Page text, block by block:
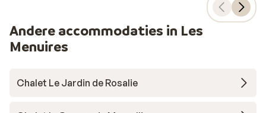
Andere accommodaties in Les
Menuires
Chalet Le Jardin de Rosalie